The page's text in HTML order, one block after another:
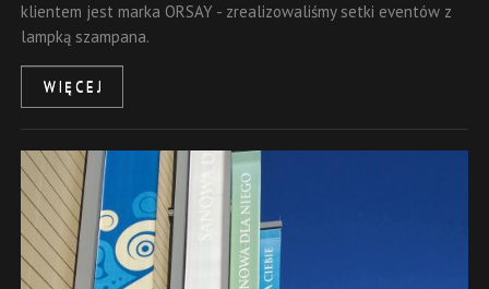
klientem jest marka ORSAY - zrealizowaliśmy setki eventów z
lampką szampana.
WIĘCEJ